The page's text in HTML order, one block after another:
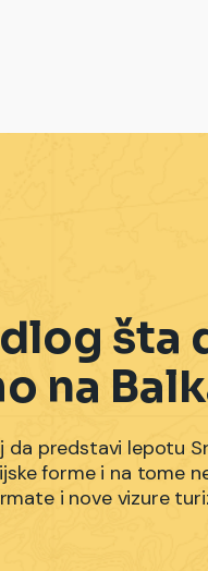
šta
na
da predstavi lepotu
forme i na tome
i nove vizure